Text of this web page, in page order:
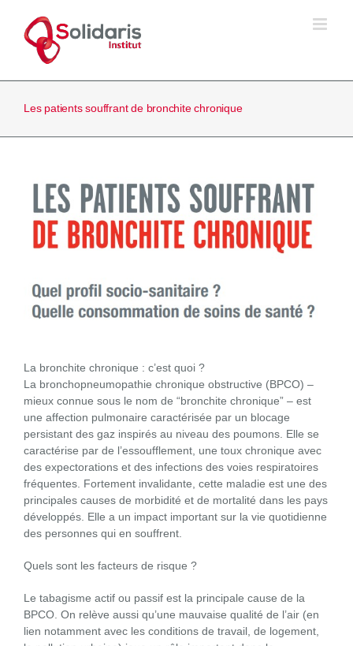
contenu
Les patients souffrant de bronchite chronique
La bronchite chronique : c’est quoi ?
La bronchopneumopathie chronique obstructive (BPCO) –
mieux connue sous le nom de “bronchite chronique” – est
une affection pulmonaire caractérisée par un blocage
persistant des gaz inspirés au niveau des poumons. Elle se
caractérise par de l’essoufflement, une toux chronique avec
des expectorations et des infections des voies respiratoires
fréquentes. Fortement invalidante, cette maladie est une des
principales causes de morbidité et de mortalité dans les pays
développés. Elle a un impact important sur la vie quotidienne
des personnes qui en souffrent.
Quels sont les facteurs de risque ?
Le tabagisme actif ou passif est la principale cause de la
BPCO. On relève aussi qu’une mauvaise qualité de l’air (en
lien notamment avec les conditions de travail, de logement,